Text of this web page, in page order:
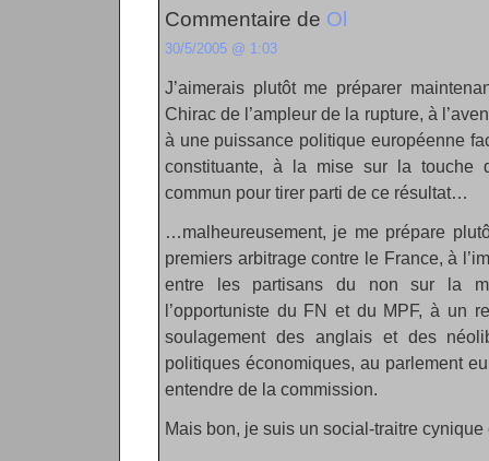
Commentaire de Ol
30/5/2005 @ 1:03
J’aimerais plutôt me préparer
Chirac de l’ampleur de la rupture, à
à une puissance politique européenne
constituante, à la mise sur la touche
commun pour tirer parti de ce résultat…
…malheureusement, je me prépare
premiers arbitrage contre le France, à
entre les partisans du non sur la
l’opportuniste du FN et du MPF, à un
soulagement des anglais et des
politiques économiques, au parlement
entendre de la commission.
Mais bon, je suis un social-traitre